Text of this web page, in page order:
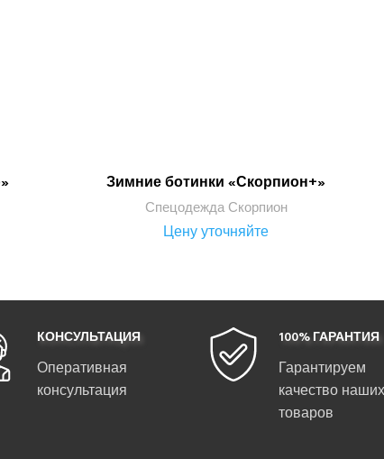
ПОДРОБНЕЕ
Зимние ботинки «Скорпион+»
Спецодежда Скорпион
Цену уточняйте
КОНСУЛЬТАЦИЯ
Оперативная
консультация
100% ГАРАНТИЯ
Гарантируем
качество наших
товаров